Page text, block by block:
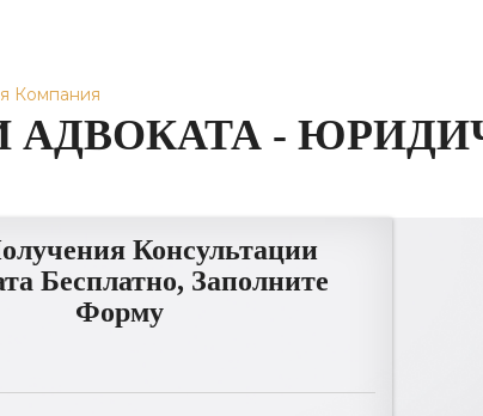
Компания
АДВОКАТА -
Консультации
Бесплатно, Заполните
Форму